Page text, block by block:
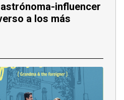
influencer
a los más